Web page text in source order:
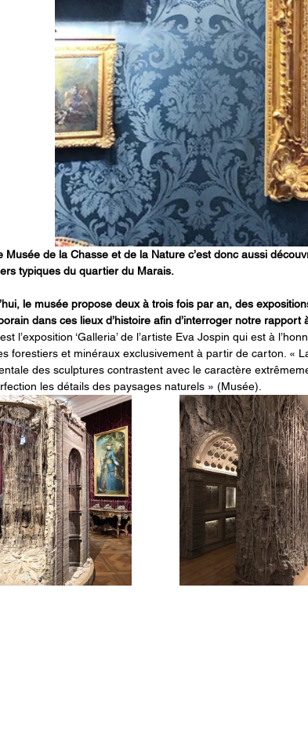
Musée de la Chasse et de la Nature c’est donc aussi
typiques du quartier du Marais.
le musée propose deux à trois fois par an, des
dans ces lieux d’histoire afin d’interroger notre rapport
l’exposition ‘Galleria’ de l’artiste Eva Jospin qui est à
forestiers et minéraux exclusivement à partir de carton. «
des sculptures contrastent avec le caractère
les détails des paysages naturels » (Musée).